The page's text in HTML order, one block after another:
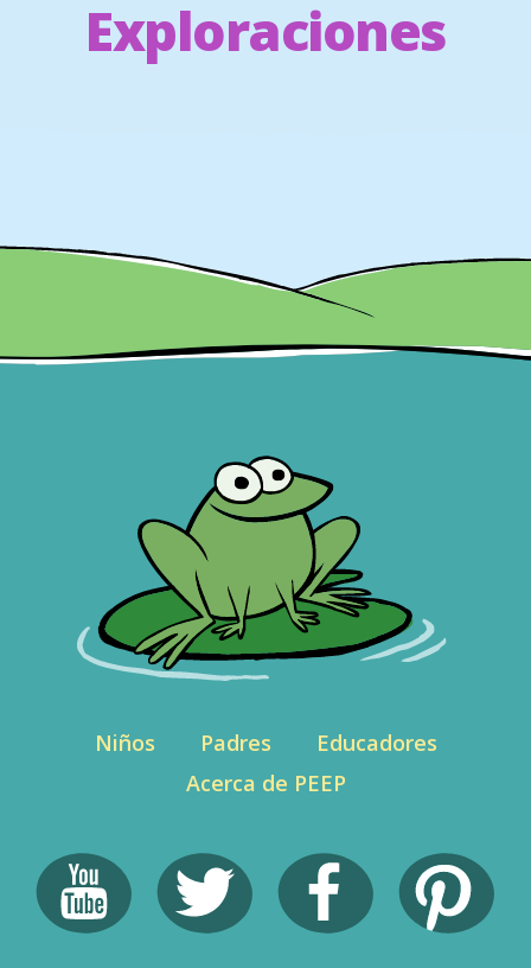
Exploraciones
Niños Padres
Educadores
Acerca de PEEP